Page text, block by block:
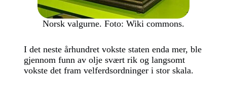
Norsk valgurne. Foto: Wiki commons.
I det neste århundret vokste staten enda mer, ble
gjennom funn av olje svært rik og langsomt
vokste det fram velferdsordninger i stor skala.